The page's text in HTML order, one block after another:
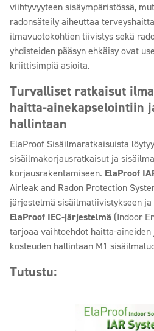
viihtyvyyteen sisäympäristössä,
radonsäteily aiheuttaa
ilmavuotokohtien tiivistys sekä
yhdisteiden pääsyn ehkäisy ovat
kriittisimpiä asioita.
Turvalliset ratkaisut
haitta-ainekapselointiin
hallintaan
ElaProof Sisäilmaratkaisuista
sisäilmakorjausratkaisut ja
korjausrakentamiseen. ElaProof
Airleak and Radon Protection
järjestelmä sisäilmatiivistykseen ja
ElaProof IEC-järjestelmä (Indoor
tarjoaa vaihtoehdot haitta-aineiden
kosteuden hallintaan M1
Tutustu: